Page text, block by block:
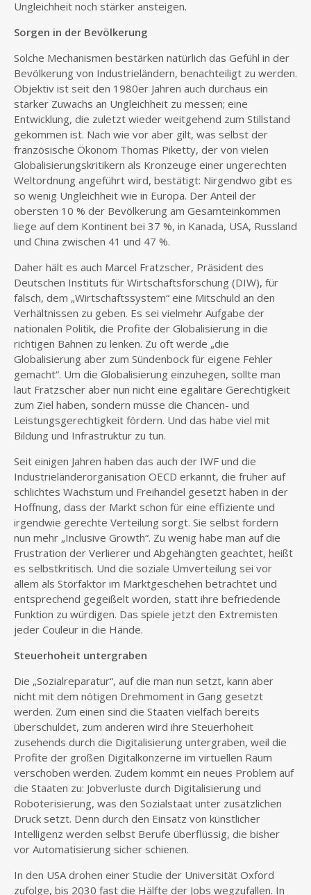
Ungleichheit noch stärker ansteigen.
Sorgen in der Bevölkerung
Solche Mechanismen bestärken natürlich das Gefühl in der
Bevölkerung von Industrieländern, benachteiligt zu werden.
Objektiv ist seit den 1980er Jahren auch durchaus ein
starker Zuwachs an Ungleichheit zu messen; eine
Entwicklung, die zuletzt wieder weitgehend zum Stillstand
gekommen ist. Nach wie vor aber gilt, was selbst der
französische Ökonom Thomas Piketty, der von vielen
Globalisierungskritikern als Kronzeuge einer ungerechten
Weltordnung angeführt wird, bestätigt: Nirgendwo gibt es
so wenig Ungleichheit wie in Europa. Der Anteil der
obersten 10 % der Bevölkerung am Gesamteinkommen
liege auf dem Kontinent bei 37 %, in Kanada, USA, Russland
und China zwischen 41 und 47 %.
Daher hält es auch Marcel Fratzscher, Präsident des
Deutschen Instituts für Wirtschaftsforschung (DIW), für
falsch, dem „Wirtschaftssystem“ eine Mitschuld an den
Verhältnissen zu geben. Es sei vielmehr Aufgabe der
nationalen Politik, die Profite der Globalisierung in die
richtigen Bahnen zu lenken. Zu oft werde „die
Globalisierung aber zum Sündenbock für eigene Fehler
gemacht“. Um die Globalisierung einzuhegen, sollte man
laut Fratzscher aber nun nicht eine egalitäre Gerechtigkeit
zum Ziel haben, sondern müsse die Chancen- und
Leistungsgerechtigkeit fördern. Und das habe viel mit
Bildung und Infrastruktur zu tun.
Seit einigen Jahren haben das auch der IWF und die
Industrieländerorganisation OECD erkannt, die früher auf
schlichtes Wachstum und Freihandel gesetzt haben in der
Hoffnung, dass der Markt schon für eine effiziente und
irgendwie gerechte Verteilung sorgt. Sie selbst fordern
nun mehr „Inclusive Growth“. Zu wenig habe man auf die
Frustration der Verlierer und Abgehängten geachtet, heißt
es selbstkritisch. Und die soziale Umverteilung sei vor
allem als Störfaktor im Marktgeschehen betrachtet und
entsprechend gegeißelt worden, statt ihre befriedende
Funktion zu würdigen. Das spiele jetzt den Extremisten
jeder Couleur in die Hände.
Steuerhoheit untergraben
Die „Sozialreparatur“, auf die man nun setzt, kann aber
nicht mit dem nötigen Drehmoment in Gang gesetzt
werden. Zum einen sind die Staaten vielfach bereits
überschuldet, zum anderen wird ihre Steuerhoheit
zusehends durch die Digitalisierung untergraben, weil die
Profite der großen Digitalkonzerne im virtuellen Raum
verschoben werden. Zudem kommt ein neues Problem auf
die Staaten zu: Jobverluste durch Digitalisierung und
Roboterisierung, was den Sozialstaat unter zusätzlichen
Druck setzt. Denn durch den Einsatz von künstlicher
Intelligenz werden selbst Berufe überflüssig, die bisher
vor Automatisierung sicher schienen.
In den USA drohen einer Studie der Universität Oxford
zufolge, bis 2030 fast die Hälfte der Jobs wegzufallen. In